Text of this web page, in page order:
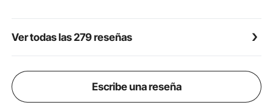
Ver todas las 279 reseñas
Escribe una reseña